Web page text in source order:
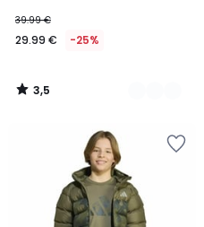
39.99 €
29.99 € -25%
3,5
/